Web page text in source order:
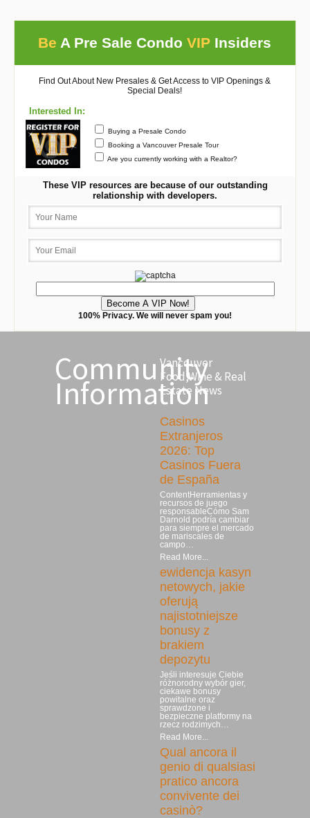
Be A Pre Sale CondoVIP Insiders
Find Out About New Presales & Get Access to VIP Openings &
Special Deals!
Interested In:
Buying a Presale Condo
Booking a Vancouver Presale Tour
Are you currently working with a Realtor?
These VIP resources are because of our outstanding
relationship with developers.
100% Privacy. We will never spam you!
Community
Information
Vancouver
Food,Wine & Real
Estate News
Casinos
Extranjeros
2026: Top
Casinos Fuera
de España
ContentHerramientas y
recursos de juego
responsableCómo Sam
Darnold podría cambiar
para siempre el mercado
de mariscales de
campo…
Read More...
ewidencja kasyn
netowych, jakie
oferują
najistotniejsze
bonusy z
brakiem
depozytu
Jeśli interesuje Ciebie
różnorodny wybór gier,
ciekawe bonusy
powitalne oraz
sprawdzone i
bezpieczne platformy na
rzecz rodzimych…
Read More...
Qual ancora il
genio di qualsiasi
pratico ancora
convivente dei
casinò?